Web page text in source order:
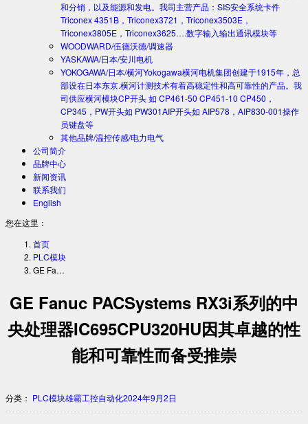
和分销，以及能源和发电。我司主营产品：SIS安全系统卡件
Triconex 4351B，Triconex3721，Triconex3503E，
Triconex3805E，Triconex3625….数字输入输出通讯模块等
WOODWARD/伍德沃德/调速器
YASKAWA/日本/安川电机
YOKOGAWA/日本/横河Yokogawa横河电机集团创建于1915年，总
部设在日本东京.横河计测技术有着高稳定性和高可靠性的产品。我
司供应横河模块CP开头 如 CP461-50 CP451-10 CP450，
CP345，PW开头如 PW301AIP开头如 AIP578，AIP830-001操作
员键盘等
其他品牌/温控传感/电力电气
公司简介
品牌中心
新闻资讯
联系我们
English
您在这里：
首页
PLC模块
GE Fa…
GE Fanuc PACSystems RX3i系列的中
央处理器IC695CPU320HU因其卓越的性
能和可靠性而备受推崇
分类： PLC模块雄霸工控自动化2024年9月2日